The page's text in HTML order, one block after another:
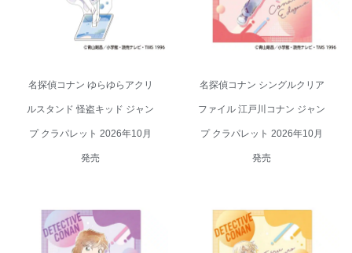
名探偵コナン ゆらゆらアクリ
ルスタンド 怪盗キッド ジャン
プ クラパレット 2026年10月
発売
名探偵コナン シングルクリア
ファイル 江戸川コナン ジャン
プ クラパレット 2026年10月
発売